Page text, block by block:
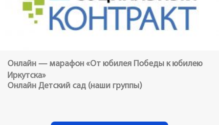
Онлайн — марафон «От юбилея Победы к юбилею
Иркутска»
Онлайн Детский сад (наши группы)